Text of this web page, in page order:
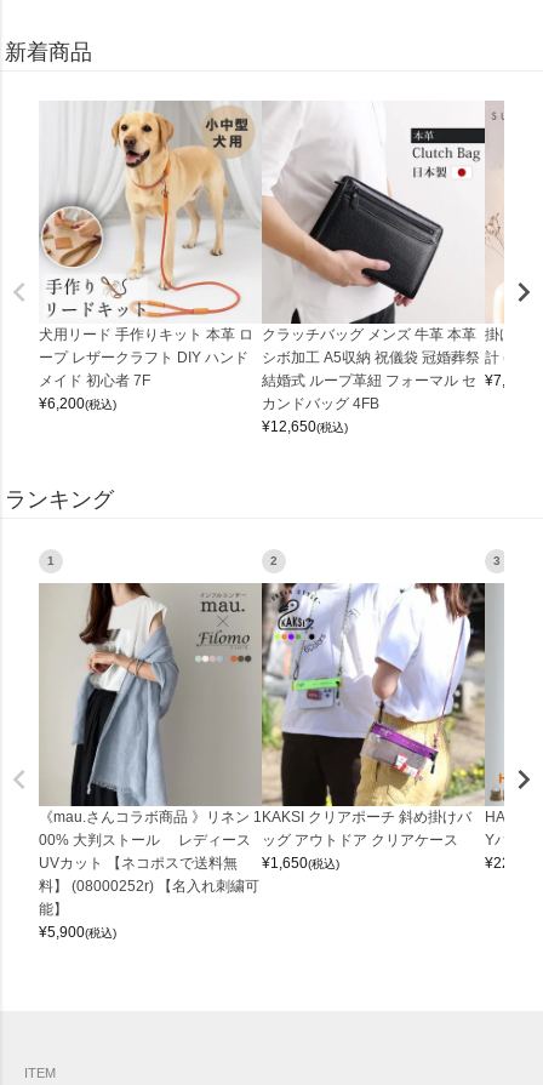
新着商品
犬用リード 手作りキット 本革 ロ
ープ レザークラフト DIY ハンド
メイド 初心者 7F
¥6,200(税込)
クラッチバッグ メンズ 牛革 本革
シボ加工 A5収納 祝儀袋 冠婚葬祭
結婚式 ループ革紐 フォーマル セ
カンドバッグ 4FB
¥12,650(税込)
掛け時
計
¥7,150
ランキング
1
《mau.さんコラボ商品 》リネン 1
00% 大判ストール レディース
UVカット 【ネコポスで送料無
料】 (08000252r) 【名入れ刺繍可
能】
¥5,900(税込)
2
KAKSI クリアポーチ 斜め掛けバ
ッグ アウトドア クリアケース
¥1,650(税込)
3
Yバッグ
¥22,000
ITEM